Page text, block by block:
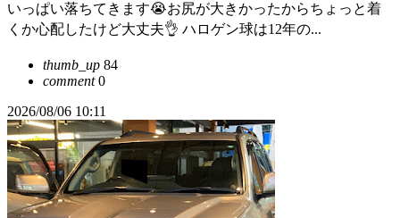
いっぱい落ちてきます😭お尻が大きかったからちょっと着
くか心配したけど大丈夫👌 ハロゲン球は12年の...
thumb_up 84
comment0
2026/08/06 10:11